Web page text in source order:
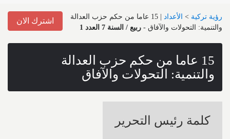
اشترك الان رؤية تركية > الأعداد |
15 عاما من حكم حزب العدالة
والتنمية: التحولات والآفاق - ربيع / السنة 7 العدد 1
15 عاما من حكم حزب العدالة
والتنمية: التحولات والآفاق
كلمة رئيس التحرير